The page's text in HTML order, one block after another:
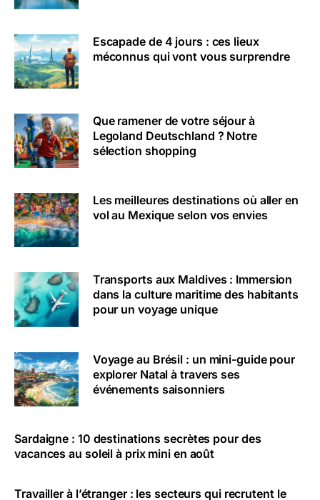
Escapade de 4 jours : ces lieux
méconnus qui vont vous surprendre
Que ramener de votre séjour à
Legoland Deutschland ? Notre
sélection shopping
Les meilleures destinations où aller en
vol au Mexique selon vos envies
Transports aux Maldives : Immersion
dans la culture maritime des habitants
pour un voyage unique
Voyage au Brésil : un mini-guide pour
explorer Natal à travers ses
événements saisonniers
Sardaigne : 10 destinations secrètes pour des
vacances au soleil à prix mini en août
Travailler à l’étranger : les secteurs qui recrutent le